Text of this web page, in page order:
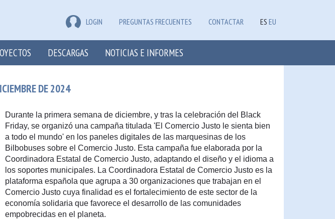
LOGIN PREGUNTAS FRECUENTES CONTACTAR ES EU
DESCARGAS NOTICIAS E INFORMES
DE 2024
Durante la primera semana de diciembre, y tras la celebración del Black
Friday, se organizó una campaña titulada 'El Comercio Justo le sienta bien
a todo el mundo' en los paneles digitales de las marquesinas de los
Bilbobuses sobre el Comercio Justo. Esta campaña fue elaborada por la
Coordinadora Estatal de Comercio Justo, adaptando el diseño y el idioma a
los soportes municipales. La Coordinadora Estatal de Comercio Justo es la
plataforma española que agrupa a 30 organizaciones que trabajan en el
Comercio Justo cuya finalidad es el fortalecimiento de este sector de la
economía solidaria que favorece el desarrollo de las comunidades
empobrecidas en el planeta.